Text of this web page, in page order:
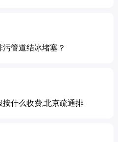
管道结冰堵塞？
什么收费,北京疏通排